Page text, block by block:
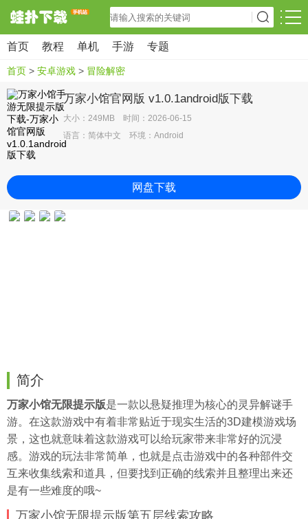
首页 教程 单机 手游 专题
首页 > 安卓游戏 > 冒险解密
万家小馆官网版 v1.0.1android版下载
大小：249MB 时间：2026-06-15
语言：简体中文 环境：Android
网盘下载
简介
万家小馆无限提示版是一款以悬疑推理为核心的灵异解谜手
游。在这款游戏中有着非常贴近于现实生活的3D建模游戏场
景，这也就意味着这款游戏可以给玩家带来非常好的沉浸
感。游戏的玩法非常简单，也就是点击游戏中的各种部件交
互来收集线索和道具，但要找到正确的线索并且整理出来还
是有一些难度的哦~
万家小馆无限提示版第五层线索攻略